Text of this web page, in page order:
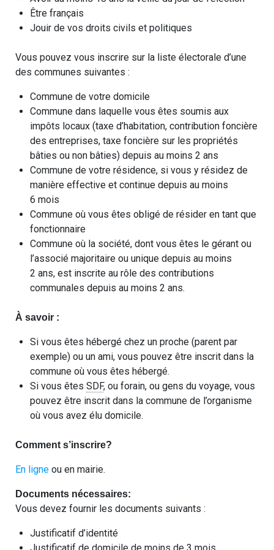
Être français
Jouir de vos droits civils et politiques
Vous pouvez vous inscrire sur la liste électorale d’une
des communes suivantes :
Commune de votre domicile
Commune dans laquelle vous êtes soumis aux
impôts locaux (taxe d’habitation, contribution foncière
des entreprises, taxe foncière sur les propriétés
bâties ou non bâties) depuis au moins 2 ans
Commune de votre résidence, si vous y résidez de
manière effective et continue depuis au moins
6 mois
Commune où vous êtes obligé de résider en tant que
fonctionnaire
Commune où la société, dont vous êtes le gérant ou
l’associé majoritaire ou unique depuis au moins
2 ans, est inscrite au rôle des contributions
communales depuis au moins 2 ans.
À savoir :
Si vous êtes hébergé chez un proche (parent par
exemple) ou un ami, vous pouvez être inscrit dans la
commune où vous êtes hébergé.
Si vous êtes SDF, ou forain, ou gens du voyage, vous
pouvez être inscrit dans la commune de l’organisme
où vous avez élu domicile.
Comment s’inscrire?
En ligne ou en mairie.
Documents nécessaires:
Vous devez fournir les documents suivants :
Justificatif d’identité